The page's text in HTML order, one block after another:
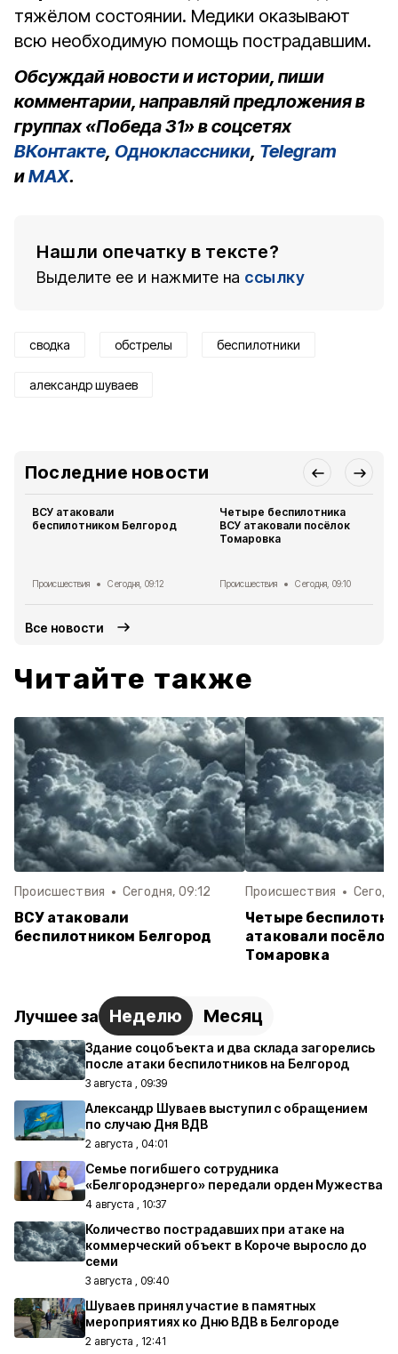
тяжёлом состоянии. Медики оказывают
всю необходимую помощь пострадавшим.
Обсуждай новости и истории, пиши
комментарии, направляй предложения в
группах «Победа 31» в соцсетях
ВКонтакте, Одноклассники, Telegram
иMAX.
Нашли опечатку в тексте?
Выделите ее и нажмите на ссылку
сводка обстрелы беспилотники
александр шуваев
Последние новости
ВСУ атаковали
беспилотником Белгород
Происшествия Сегодня, 09:12
Четыре беспилотника
ВСУ атаковали посёлок
Томаровка
Происшествия Сегодня, 09:10
Все новости
Читайте также
Происшествия Сегодня, 09:12
ВСУ атаковали
беспилотником Белгород
Происшествия
Четыре
атаковали посёлок
Томаровка
Лучшее за Неделю Месяц
Здание соцобъекта и два склада загорелись
после атаки беспилотников на Белгород
3 августа , 09:39
Александр Шуваев выступил с обращением
по случаю Дня ВДВ
2 августа , 04:01
Семье погибшего сотрудника
«Белгородэнерго» передали орден Мужества
4 августа , 10:37
Количество пострадавших при атаке на
коммерческий объект в Короче выросло до
семи
3 августа , 09:40
Шуваев принял участие в памятных
мероприятиях ко Дню ВДВ в Белгороде
2 августа , 12:41